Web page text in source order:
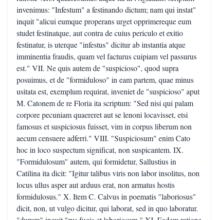
invenimus: "Infestum" a festinando dictum; nam qui instat"
inquit "alicui eumque properans urget opprimereque eum
studet festinatque, aut contra de cuius periculo et exitio
festinatur, is uterque "infestus" dicitur ab instantia atque
imminentia fraudis, quam vel facturus cuipiam vel passurus
est." VII. Ne quis autem de "suspicioso", quod supra
posuimus, et de "formiduloso" in eam partem, quae minus
usitata est, exemplum requirat, inveniet de "suspicioso" aput
M. Catonem de re Floria ita scriptum: "Sed nisi qui palam
corpore pecuniam quaereret aut se lenoni locavisset, etsi
famosus et suspiciosus fuisset, vim in corpus liberum non
aecum censuere adferri." VIII. "Suspiciosum" enim Cato
hoc in loco suspectum significat, non suspicantem. IX.
"Formidulosum" autem, qui formidetur, Sallustius in
Catilina ita dicit: "Igitur talibus viris non labor insolitus, non
locus ullus asper aut arduus erat, non armatus hostis
formidulosus." X. Item C. Calvus in poematis "laboriosus"
dicit, non, ut vulgo dicitur, qui laborat, sed in quo laboratur.